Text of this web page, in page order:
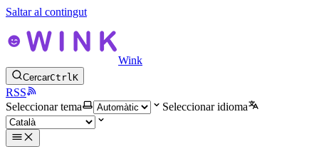
Saltar al contingut
Wink
CercarCtrlK
RSS
Seleccionar tema
Seleccionar idioma